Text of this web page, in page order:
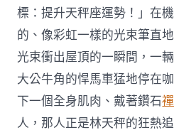
標：提升天秤座運勢！」在
的、像彩虹一樣的光束筆直
光束衝出屋頂的一瞬間，一
大公牛角的悍馬車猛地停在
下一個全身肌肉、戴著鑽石
人，那人正是林天秤的狂熱